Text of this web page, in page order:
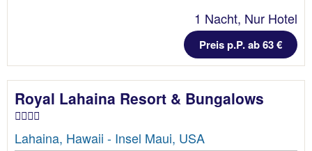
1 Nacht, Nur Hotel
Preis p.P. ab 63 €
Royal Lahaina Resort & Bungalows
Lahaina, Hawaii - Insel Maui, USA